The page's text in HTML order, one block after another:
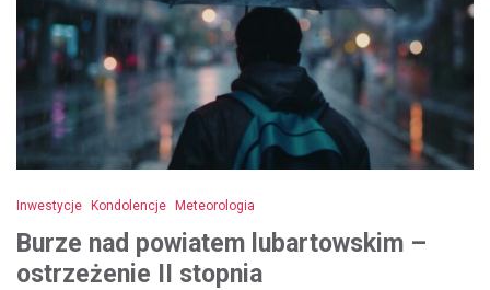
Inwestycje Kondolencje Meteorologia
Burze nad powiatem lubartowskim –
ostrzeżenie II stopnia